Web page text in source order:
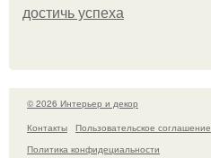
достичь успеха
© 2026 Интерьер и декор
Контакты
Пользовательское соглашение
Политика конфидециальности